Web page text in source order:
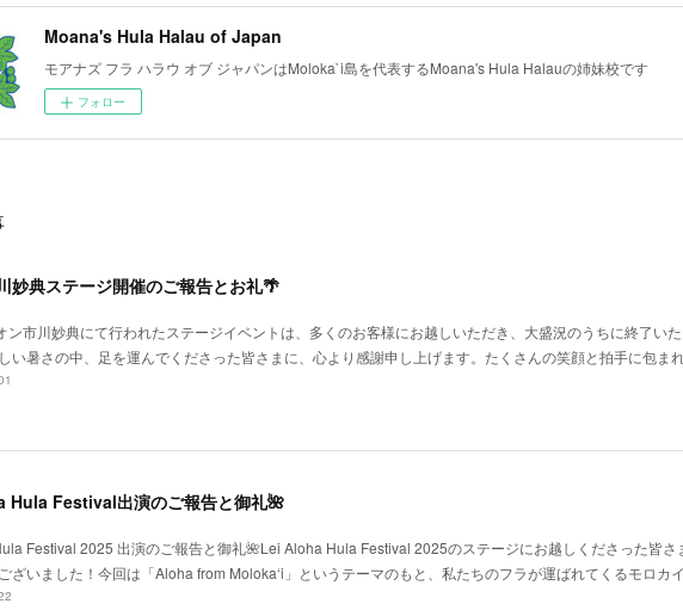
Moana's Hula Halau of Japan
モアナズ フラ ハラウ オブ ジャパンはMoloka`i島を代表するMoana's Hula Halauの姉妹校です
フォロー
妙典ステージ開催のご報告とお礼🌴
ン市川妙典にて行われたステージイベントは、多くのお客様にお越しいただき、大盛況のうちに終了い
い暑さの中、足を運んでくださった皆さまに、心より感謝申し上げます。たくさんの笑顔と拍手に包ま
Hula Festival出演のご報告と御礼🌺
Festival 2025 出演のご報告と御礼🌺Lei Aloha Hula Festival 2025のステージにお越しくださった皆さ
ざいました！今回は「Aloha from Moloka‘i」というテーマのもと、私たちのフラが運ばれてくるモロカ